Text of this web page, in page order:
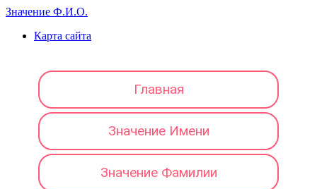
Значение Ф.И.О.
Карта сайта
Главная
Значение Имени
Значение Фамилии